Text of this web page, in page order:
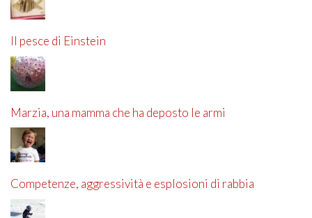
Il pesce di Einstein
Marzia, una mamma che ha deposto le armi
Competenze, aggressività e esplosioni di rabbia